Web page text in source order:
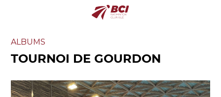
ALBUMS
TOURNOI DE GOURDON